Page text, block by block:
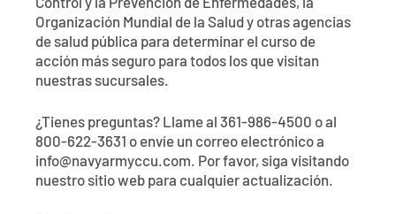
Control y la Prevención de Enfermedades, la
Organización Mundial de la Salud y otras agencias
de salud pública para determinar el curso de
acción más seguro para todos los que visitan
nuestras sucursales.
¿Tienes preguntas? Llame al 361-986-4500 o al
800-622-3631 o envíe un correo electrónico a
info@navyarmyccu.com. Por favor, siga visitando
nuestro sitio web para cualquier actualización.